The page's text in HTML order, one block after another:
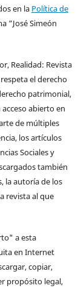
en la Política de
“José Simeón
Realidad: Revista
el derecho
patrimonial,
abierto en
de múltiples
los artículos
Sociales y
también
la autoría de los
revista al que
a esta
en Internet
copiar,
propósito legal,